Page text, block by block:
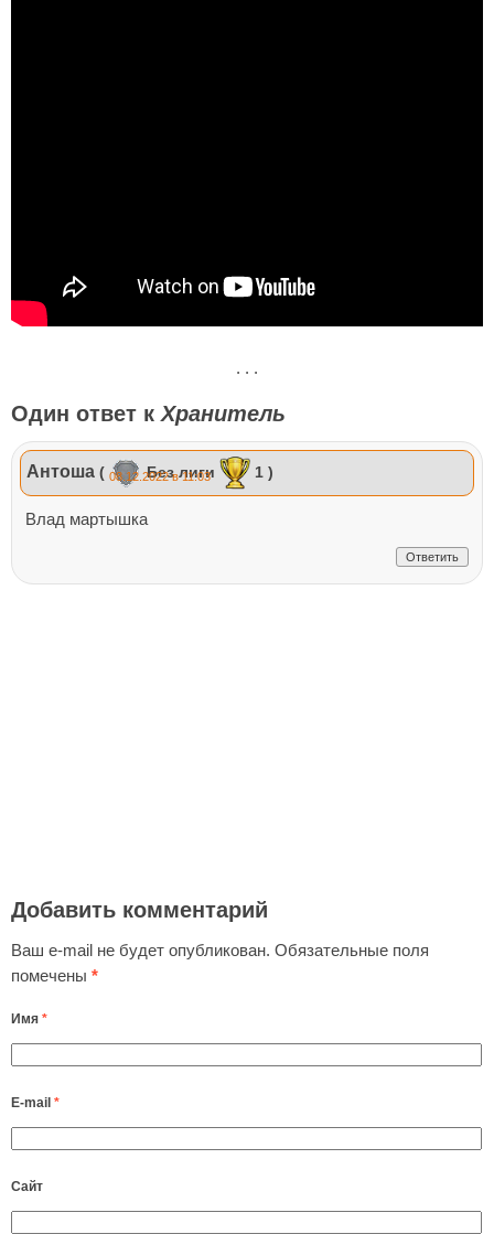
. . .
Один ответ к Хранитель
Антоша ( Без лиги 1 )
08.12.2022 в 11:03
Влад мартышка
Ответить
Добавить комментарий
Ваш e-mail не будет опубликован. Обязательные поля
помечены *
Имя *
E-mail *
Сайт